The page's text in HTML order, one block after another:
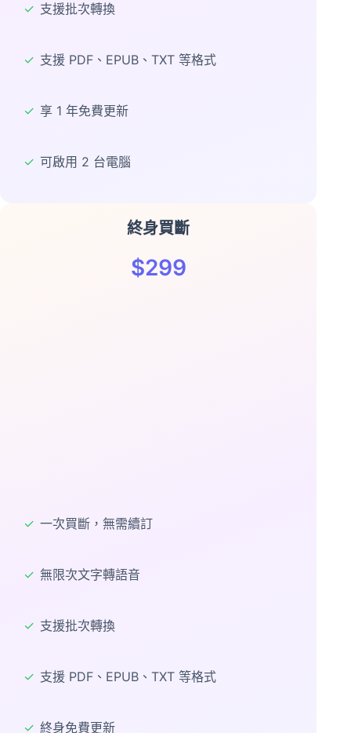
✓ 支援批次轉換
✓ 支援 PDF、EPUB、TXT 等格式
✓ 享 1 年免費更新
✓ 可啟用 2 台電腦
終身買斷
$299
✓ 一次買斷，無需續訂
✓ 無限次文字轉語音
✓ 支援批次轉換
✓ 支援 PDF、EPUB、TXT 等格式
✓ 終身免費更新